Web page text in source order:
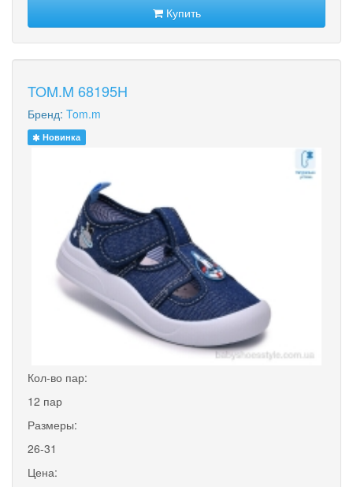
Купить
TOM.M 68195H
Бренд: Tom.m
Новинка
Кол-во пар:
12 пар
Размеры:
26-31
Цена: